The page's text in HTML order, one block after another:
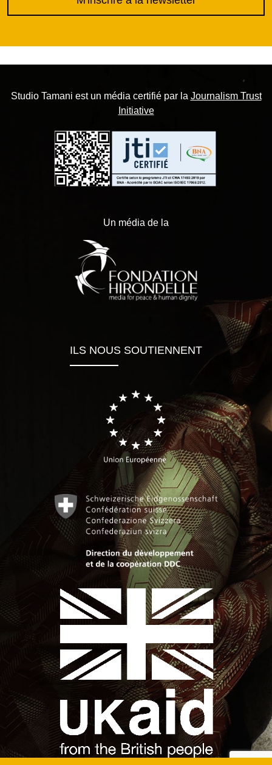
Studio Tamani est un média certifié par la Journalism Trust
Initiative
Un média de la
ILS NOUS SOUTIENNENT